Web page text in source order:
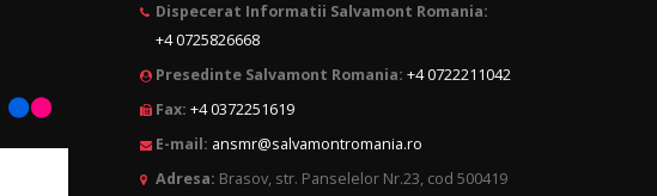
Dispecerat Informatii Salvamont Romania:
+4 0725826668
Presedinte Salvamont Romania: +4 0722211042
Fax: +4 0372251619
E-mail: ansmr@salvamontromania.ro
Adresa: Brasov, str. Panselelor Nr.23, cod 500419